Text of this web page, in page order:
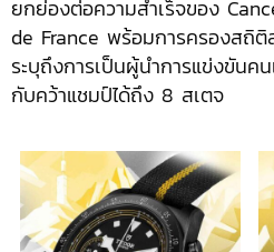
ยกย่องต่อความสำเร็จของ
de France พร้อมการครองสถิติ
ระบุถึงการเป็นผู้นำการแข่งขัน
กับคว้าแชมป์ได้ถึง 8 สเตจ